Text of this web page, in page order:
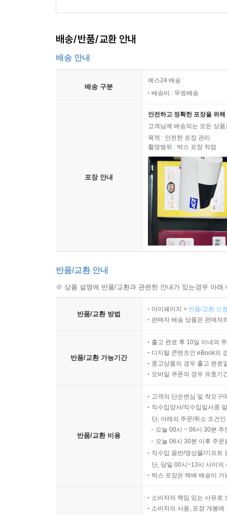
배송/반품/교환 안내
배송 안내
배송 구분
예스24 배송
배송비 : 무료배송
포장 안내
안전하고 정확한 포장을 위
고객님께 배송되는 모든 상
목적 : 안전한 포장 관리
촬영범위 : 박스 포장 작업
반품/교환 안내
※ 상품 설명에 반품/교환과 관련한 안내가 있는경우 아
반품/교환 방법
마이페이지 > 반품/교환 신
판매자 배송 상품은 판매자
반품/교환 가능기간
출고 완료 후 10일 이내의
디지털 콘텐츠인 eBook의
중고상품의 경우 출고 완료
모바일 쿠폰의 경우 유효기
반품/교환 비용
고객의 단순변심 및 착오구
직수입양서/직수입일서중
단, 아래의 주문/취소 조건
오늘 00시 ~ 06시 30분
오늘 06시 30분 이후 주
직수입 음반/영상물/기프트
단, 당일 00시~13시 사이의
박스 포장은 택배 배송이
소비자의 책임 있는 사유로
소비자의 사용, 포장 개봉